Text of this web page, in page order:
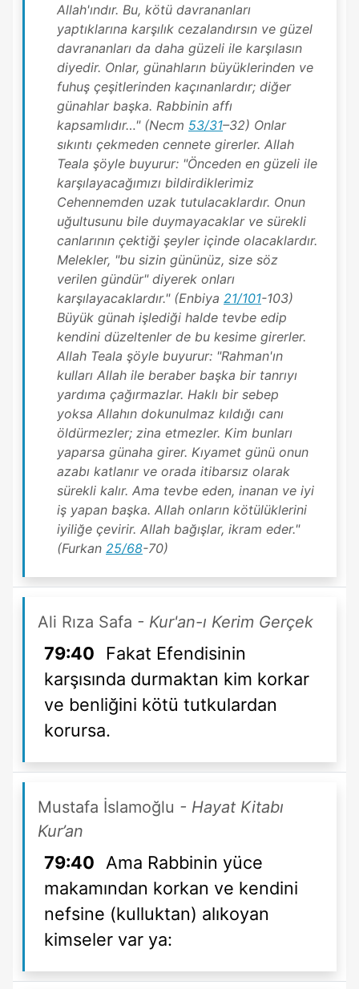
Allah'ındır. Bu, kötü davrananları
yaptıklarına karşılık cezalandırsın ve güzel
davrananları da daha güzeli ile karşılasın
diyedir. Onlar, günahların büyüklerinden ve
fuhuş çeşitlerinden kaçınanlardır; diğer
günahlar başka. Rabbinin affı
kapsamlıdır…" (Necm 53/31–32) Onlar
sıkıntı çekmeden cennete girerler. Allah
Teala şöyle buyurur: "Önceden en güzeli ile
karşılayacağımızı bildirdiklerimiz
Cehennemden uzak tutulacaklardır. Onun
uğultusunu bile duymayacaklar ve sürekli
canlarının çektiği şeyler içinde olacaklardır.
Melekler, "bu sizin gününüz, size söz
verilen gündür" diyerek onları
karşılayacaklardır." (Enbiya 21/101-103)
Büyük günah işlediği halde tevbe edip
kendini düzeltenler de bu kesime girerler.
Allah Teala şöyle buyurur: "Rahman'ın
kulları Allah ile beraber başka bir tanrıyı
yardıma çağırmazlar. Haklı bir sebep
yoksa Allahın dokunulmaz kıldığı canı
öldürmezler; zina etmezler. Kim bunları
yaparsa günaha girer. Kıyamet günü onun
azabı katlanır ve orada itibarsız olarak
sürekli kalır. Ama tevbe eden, inanan ve iyi
iş yapan başka. Allah onların kötülüklerini
iyiliğe çevirir. Allah bağışlar, ikram eder."
(Furkan 25/68-70)
Ali Rıza Safa - Kur'an-ı Kerim Gerçek
79:40
Fakat Efendisinin
karşısında durmaktan kim korkar
ve benliğini kötü tutkulardan
korursa.
Mustafa İslamoğlu - Hayat Kitabı
Kur’an
79:40
Ama Rabbinin yüce
makamından korkan ve kendini
nefsine (kulluktan) alıkoyan
kimseler var ya: